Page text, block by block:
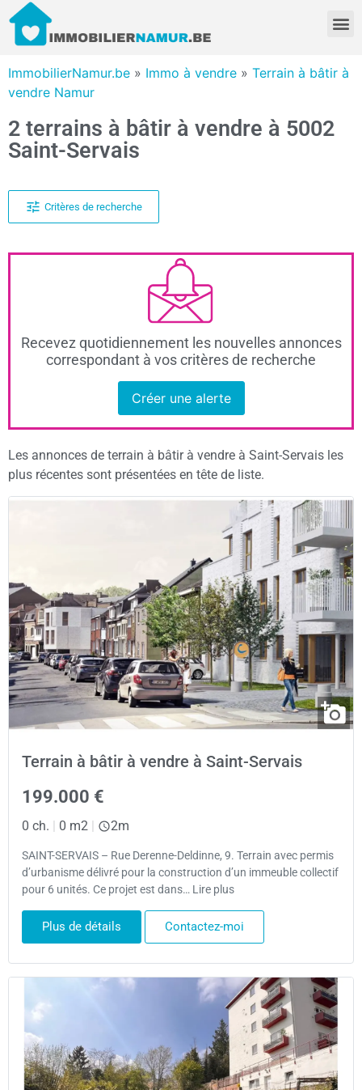
ImmobilierNamur.be » Immo à vendre » Terrain à bâtir à
vendre Namur
2 terrains à bâtir à vendre à 5002
Saint-Servais
Critères de recherche
Recevez quotidiennement les nouvelles annonces
correspondant à vos critères de recherche
Créer une alerte
Les annonces de terrain à bâtir à vendre à Saint-Servais les
plus récentes sont présentées en tête de liste.
Terrain à bâtir à vendre à Saint-Servais
199.000 €
0 ch. | 0 m2 | 2m
SAINT-SERVAIS – Rue Derenne-Deldinne, 9. Terrain avec permis
d’urbanisme délivré pour la construction d’un immeuble collectif
pour 6 unités. Ce projet est dans… Lire plus
Plus de détails Contactez-moi